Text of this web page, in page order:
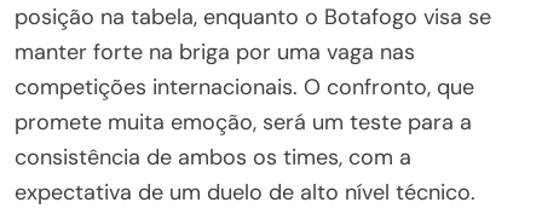
posição na tabela, enquanto o Botafogo visa se
manter forte na briga por uma vaga nas
competições internacionais. O confronto, que
promete muita emoção, será um teste para a
consistência de ambos os times, com a
expectativa de um duelo de alto nível técnico.